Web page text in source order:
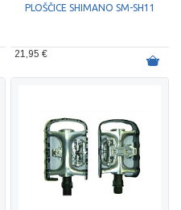
PLOŠČICE SHIMANO SM-SH11
21,95 €